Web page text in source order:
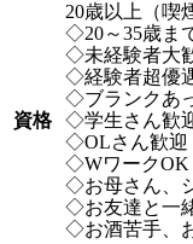
資格
20歳以上（喫
◇20～35歳ま
◇未経験者大
◇経験者超優
◇ブランクあ
◇学生さん歓
◇OLさん歓迎
◇WワークOK
◇お母さん、
◇お友達と一
◇お酒苦手、